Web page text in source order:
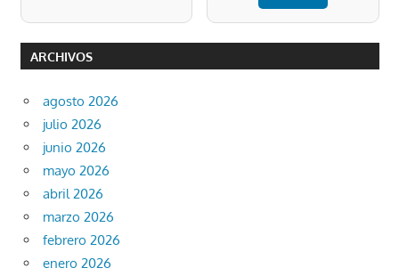
ARCHIVOS
agosto 2026
julio 2026
junio 2026
mayo 2026
abril 2026
marzo 2026
febrero 2026
enero 2026